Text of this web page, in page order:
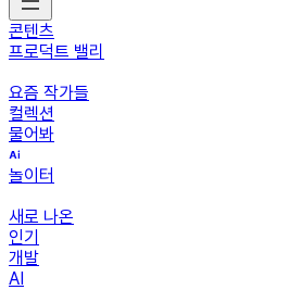
콘텐츠
프로덕트 밸리
요즘 작가들
컬렉션
물어봐
놀이터
새로 나온
인기
개발
AI